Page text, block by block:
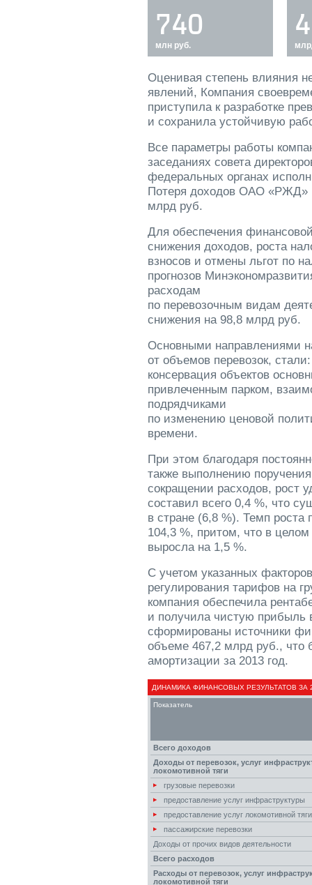
740
млн руб.
Оценивая степень влияния
явлений, Компания
приступила к разработке
и сохранила устойчивую
Все параметры работы
заседаниях совета
федеральных органах
Потеря доходов ОАО «РЖД»
млрд руб.
Для обеспечения
снижения доходов, роста
взносов и отмены льгот по
прогнозов
расходам
по перевозочным видам
снижения на 98,8 млрд руб.
Основными направлениями
от объемов перевозок,
консервация объектов
привлеченным парком,
подрядчиками
по изменению ценовой
времени.
При этом благодаря
также выполнению
сокращении расходов, рост
составил всего 0,4 %, что
в стране (6,8 %). Темп роста
104,3 %, притом, что в целом
выросла на 1,5 %.
С учетом указанных
регулирования тарифов на
компания обеспечила
и получила чистую
сформированы источники
объеме 467,2 млрд руб., что
амортизации за 2013 год.
ДИНАМИКА ФИНАНСОВЫХ РЕЗУЛЬТАТОВ ЗА
Показатель
Всего доходов
Доходы от перевозок, услуг
локомотивной тяги
грузовые перевозки
предоставление услуг инфраструктуры
предоставление услуг локомотивной тяги
пассажирские перевозки
Доходы от прочих видов деятельности
Всего расходов
Расходы от перевозок, услуг
локомотивной тяги